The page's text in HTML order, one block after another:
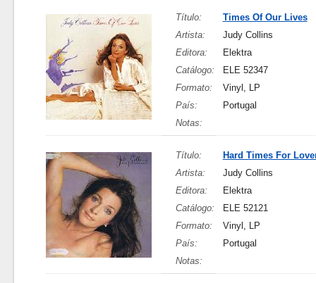
Título:
Times Of Our Lives
Artista:
Judy Collins
Editora:
Elektra
Catálogo:
ELE 52347
Formato:
Vinyl, LP
País:
Portugal
Notas:
Título:
Hard Times For
Artista:
Judy Collins
Editora:
Elektra
Catálogo:
ELE 52121
Formato:
Vinyl, LP
País:
Portugal
Notas: